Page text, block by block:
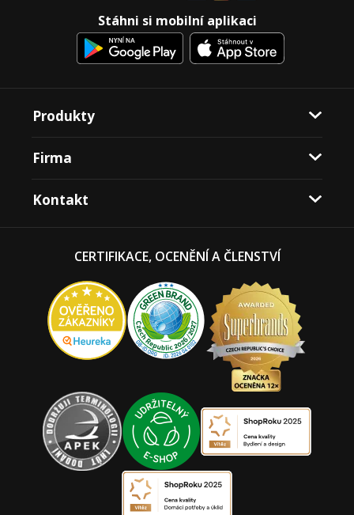
Stáhni si mobilní aplikaci
Produkty
Firma
Kontakt
CERTIFIKACE, OCENĚNÍ A ČLENSTVÍ